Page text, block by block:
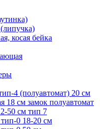
косая бейка
4 (полуавтомат) 20 см
18 см замок полуавтомат
50 см тип 7
0 18-20 см